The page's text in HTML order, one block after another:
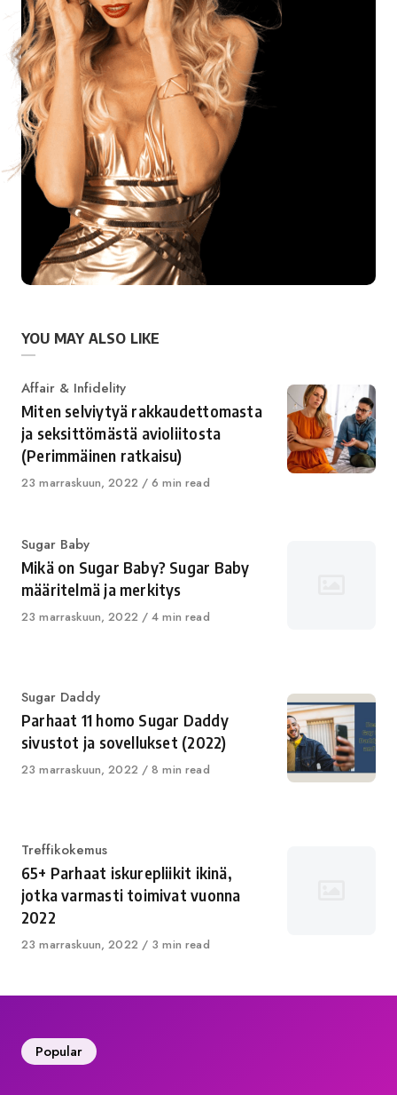
YOU MAY ALSO LIKE
Category
Affair & Infidelity
Miten selviytyä rakkaudettomasta
ja seksittömästä avioliitosta
(Perimmäinen ratkaisu)
Published
23 marraskuun, 2022 6 min read
Category
Sugar Baby
Mikä on Sugar Baby? Sugar Baby
määritelmä ja merkitys
Published
23 marraskuun, 2022 4 min read
Category
Sugar Daddy
Parhaat 11 homo Sugar Daddy
sivustot ja sovellukset (2022)
Published
23 marraskuun, 2022 8 min read
Category
Treffikokemus
65+ Parhaat iskurepliikit ikinä,
jotka varmasti toimivat vuonna
2022
Published
23 marraskuun, 2022 3 min read
Popular